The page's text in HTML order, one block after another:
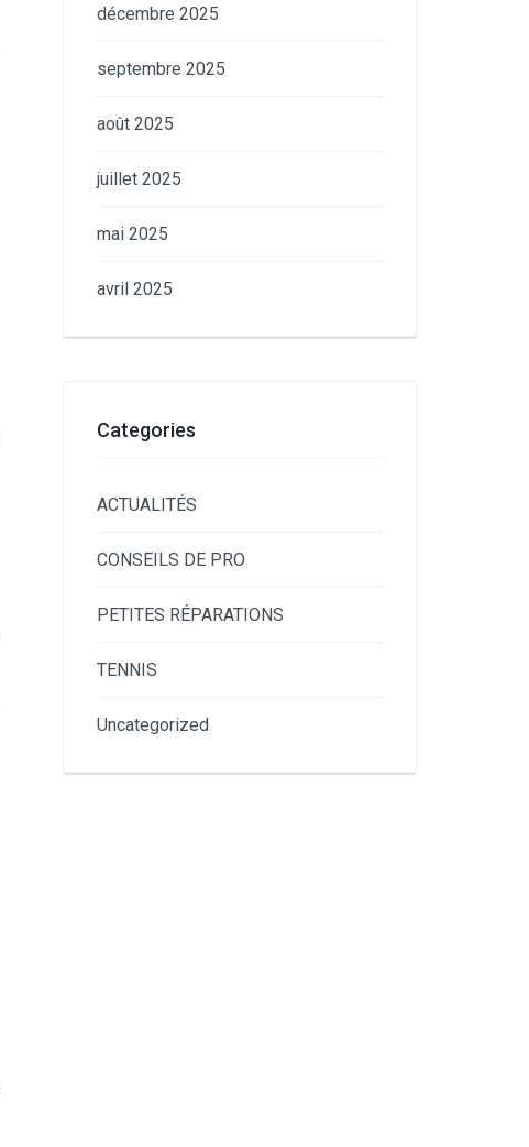
décembre 2025
septembre 2025
août 2025
juillet 2025
mai 2025
avril 2025
Categories
ACTUALITÉS
CONSEILS DE PRO
PETITES RÉPARATIONS
TENNIS
Uncategorized